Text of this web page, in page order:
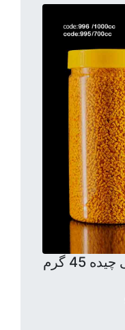
جار استوانه 700سی سی چیده 45 گرم